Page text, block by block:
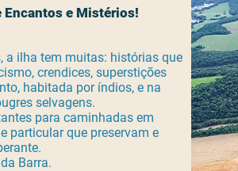
Encantos e Mistérios!
a ilha tem muitas: histórias que
crendices, superstições
habitada por índios, e na
selvagens.
para caminhadas em
particular que preservam e
Barra.